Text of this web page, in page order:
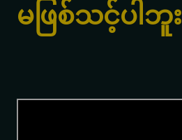
မဖြစ်သင့်ပါဘူး